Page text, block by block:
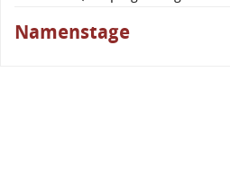
Namenstage